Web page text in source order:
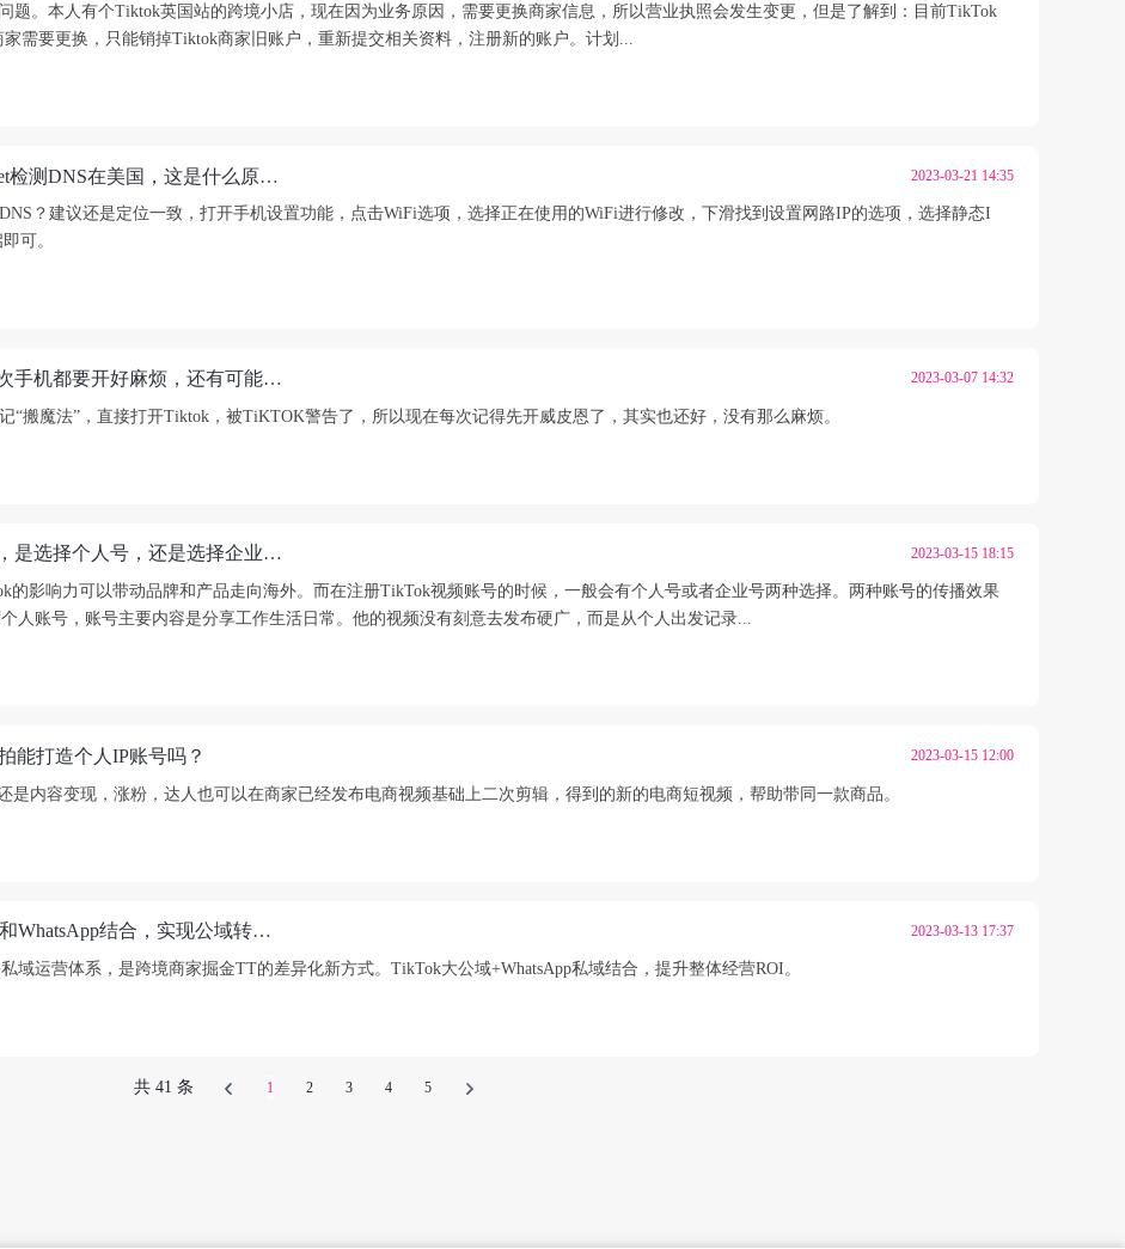
题。本人有个Tiktok英国站的跨境小店，现在因为业务原因，需要更换商家信息，所以营业执照会发生变更，但是了解到：目前TikTok
需要更换，只能销掉Tiktok商家旧账户，重新提交相关资料，注册新的账户。计划...
Tiktok做英国站，IP显示在英国，但是whoer.net检测DNS在美国，这是什么原因？怎么调整？另外，如果whoer.net的伪装度刚好只有90%，这样可以吗？ 2023-03-21 14:35
？建议还是定位一致，打开手机设置功能，点击WiFi选项，选择正在使用的WiFi进行修改，下滑找到设置网路IP的选项，选择静态I
可。
Tiktok登录可以使用更简单的魔法方式吗？每次手机都要开好麻烦，还有可能会忘记。 2023-03-07 14:32
“搬魔法”，直接打开Tiktok，被TiKTOK警告了，所以现在每次记得先开威皮恩了，其实也还好，没有那么麻烦。
对于外贸企业来说，想借助Tiktok做品牌营销，是选择个人号，还是选择企业号？欢迎大家来聊聊! 2023-03-15 18:15
的影响力可以带动品牌和产品走向海外。而在注册TikTok视频账号的时候，一般会有个人号或者企业号两种选择。两种账号的传播效果
人账号，账号主要内容是分享工作生活日常。他的视频没有刻意去发布硬广，而是从个人出发记录...
能打造个人IP账号吗？ 2023-03-15 12:00
是内容变现，涨粉，达人也可以在商家已经发布电商视频基础上二次剪辑，得到的新的电商短视频，帮助带同一款商品。
TikTok拥有庞大的公域流量池，怎么让TikTok和WhatsApp结合，实现公域转私域呢？ 2023-03-13 17:37
域运营体系，是跨境商家掘金TT的差异化新方式。TikTok大公域+WhatsApp私域结合，提升整体经营ROI。
共 41 条 1 2 3 4 5